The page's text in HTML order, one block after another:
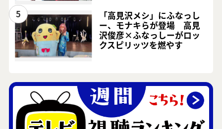
5
「高見沢メシ」にふなっし
ー、モナキらが登場 高見
沢俊彦×ふなっしーがロッ
クスピリッツを燃やす